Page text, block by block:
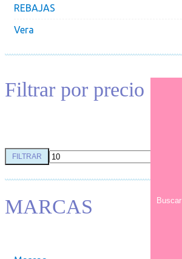
REBAJAS
Vera
Filtrar por precio
Precio mínimo
FILTRAR
MARCAS Buscar